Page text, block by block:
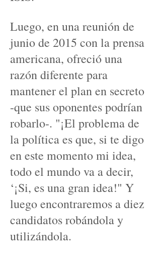
Luego, en una reunión de
junio de 2015 con la prensa
americana, ofreció una
razón diferente para
mantener el plan en secreto
-que sus oponentes podrían
robarlo-. "¡El problema de
la política es que, si te digo
en este momento mi idea,
todo el mundo va a decir,
‘¡Si, es una gran idea!" Y
luego encontraremos a diez
candidatos robándola y
utilizándola.